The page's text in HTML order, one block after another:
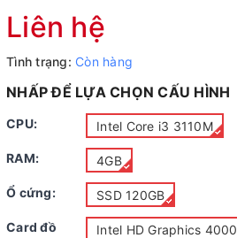
Liên hệ
Tình trạng: Còn hàng
NHẤP ĐỂ LỰA CHỌN CẤU HÌNH
CPU: Intel Core i3 3110M
RAM: 4GB
Ổ cứng: SSD 120GB
Card đồ
Intel HD Graphics 4000